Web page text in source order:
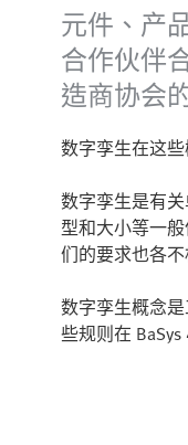
元件、产
合作伙伴
造商协会
数字孪生在这
数字孪生是有
型和大小等一
们的要求也各不
数字孪生概念
些规则在